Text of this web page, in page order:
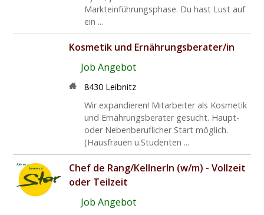
Markteinführungsphase. Du hast Lust auf
ein ...
Kosmetik und Ernährungsberater/in
Job Angebot
8430 Leibnitz
Wir expandieren! Mitarbeiter als Kosmetik
und Ernährungsberater gesucht. Haupt-
oder Nebenberuflicher Start möglich.
(Hausfrauen u.Studenten ...
Chef de Rang/KellnerIn (w/m) - Vollzeit
oder Teilzeit
Job Angebot